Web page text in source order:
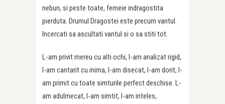
nebun, si peste toate, femeie indragostita
pierduta. Drumul Dragostei este precum vantul.
Incercati sa ascultati vantul si o sa stiti tot.
L-am privit mereu cu alti ochi, l-am analizat rigid,
l-am cantarit cu inima, l-am disecat, l-am dorit, l-
am primit cu toate simturile perfect deschise. L-
am adulmecat, l-am simtit, l-am inteles,